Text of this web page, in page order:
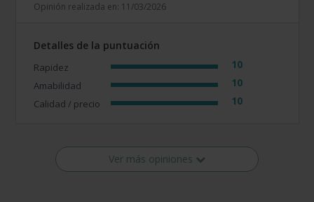
Opinión realizada en: 11/03/2026
Detalles de la puntuación
Rapidez 10
Amabilidad 10
Calidad / precio 10
Ver más opiniones